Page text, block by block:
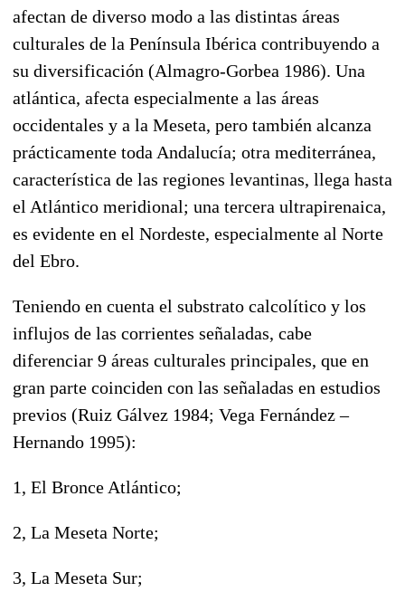
afectan de diverso modo a las distintas áreas
culturales de la Península Ibérica contribuyendo a
su diversificación (Almagro-Gorbea 1986). Una
atlántica, afecta especialmente a las áreas
occidentales y a la Meseta, pero también alcanza
prácticamente toda Andalucía; otra mediterránea,
característica de las regiones levantinas, llega hasta
el Atlántico meridional; una tercera ultrapirenaica,
es evidente en el Nordeste, especialmente al Norte
del Ebro.
Teniendo en cuenta el substrato calcolítico y los
influjos de las corrientes señaladas, cabe
diferenciar 9 áreas culturales principales, que en
gran parte coinciden con las señaladas en estudios
previos (Ruiz Gálvez 1984; Vega Fernández –
Hernando 1995):
1, El Bronce Atlántico;
2, La Meseta Norte;
3, La Meseta Sur;